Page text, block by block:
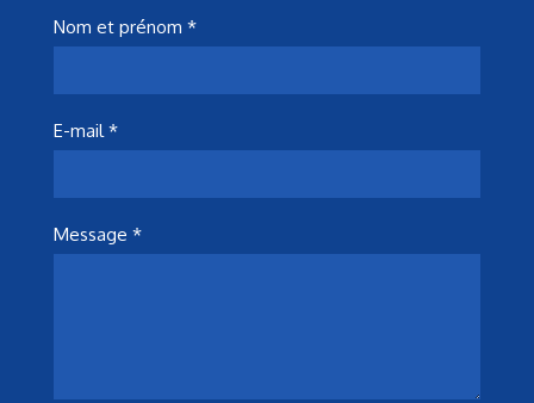
Nom et prénom *
E-mail *
Message *